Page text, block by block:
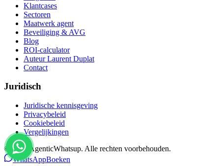
Klantcases
Sectoren
Maatwerk agent
Beveiliging & AVG
Blog
ROI-calculator
Auteur Laurent Duplat
Contact
Juridisch
Juridische kennisgeving
Privacybeleid
Cookiebeleid
Vergelijkingen
© 2026
AgenticWhatsup. Alle rechten voorbehouden.
WhatsAppBoeken